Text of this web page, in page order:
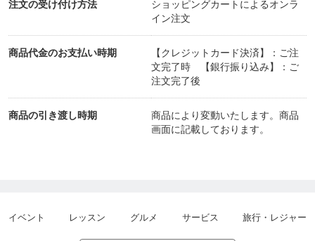
注文の受け付け方法
ショッピングカートによるオンラ
イン注文
商品代金のお支払い時期
【クレジットカード決済】：ご注
文完了時 【銀行振り込み】：ご
注文完了後
商品の引き渡し時期
商品により変動いたします。商品
画面に記載しております。
イベント レッスン グルメ サービス 旅行・レジャー